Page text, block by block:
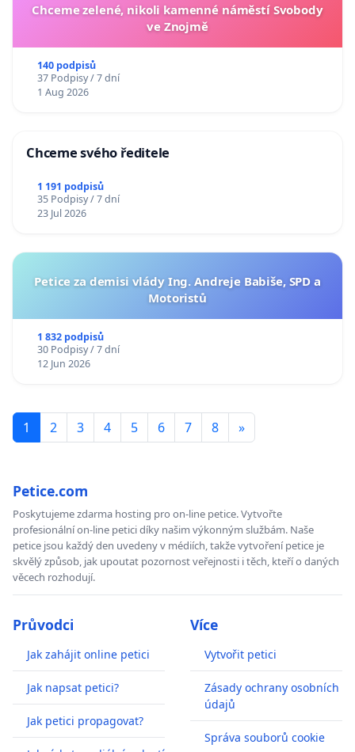
Chceme zelené, nikoli kamenné náměstí Svobody
ve Znojmě
140 podpisů
37 Podpisy / 7 dní
1 Aug 2026
Chceme svého ředitele
1 191 podpisů
35 Podpisy / 7 dní
23 Jul 2026
Petice za demisi vlády Ing. Andreje Babiše, SPD a
Motoristů
1 832 podpisů
30 Podpisy / 7 dní
12 Jun 2026
1 2 3 4 5 6 7 8 »
Petice.com
Poskytujeme zdarma hosting pro on-line petice. Vytvořte
profesionální on-line petici díky našim výkonným službám. Naše
petice jsou každý den uvedeny v médiích, takže vytvoření petice je
skvělý způsob, jak upoutat pozornost veřejnosti i těch, kteří o daných
věcech rozhodují.
Průvodci
Jak zahájit online petici
Jak napsat petici?
Jak petici propagovat?
Více
Vytvořit petici
Zásady ochrany osobních
údajů
Správa souborů cookie